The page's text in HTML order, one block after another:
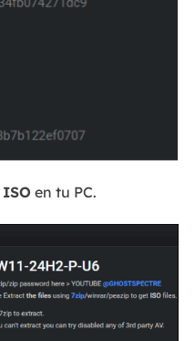
ISO en tu PC.